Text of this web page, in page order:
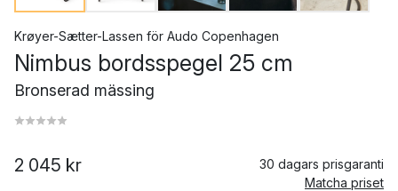
Krøyer-Sætter-Lassen för Audo Copenhagen
Nimbus bordsspegel 25 cm
Bronserad mässing
2 045 kr
30 dagars prisgaranti
Matcha priset